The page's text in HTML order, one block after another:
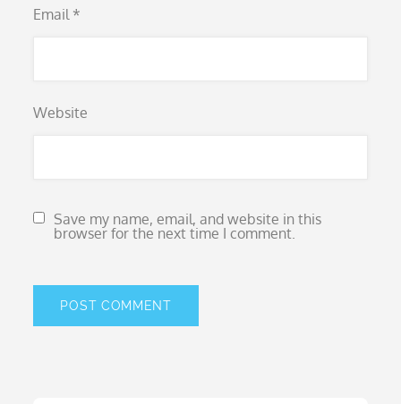
Email *
Website
Save my name, email, and website in this
browser for the next time I comment.